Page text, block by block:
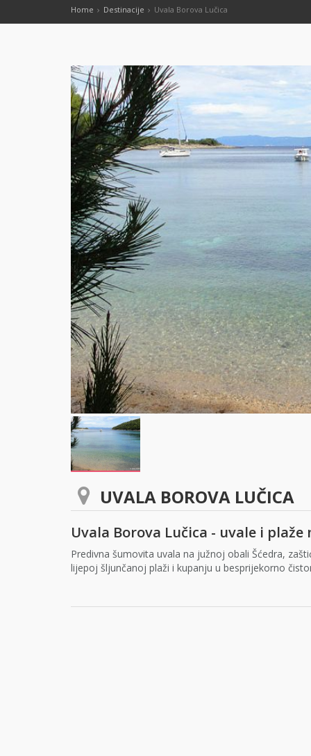
Home Destinacije Uvala Borova Lučica
UVALA BOROVA LUČICA
Uvala Borova Lučica - uvale i plaže
Predivna šumovita uvala na južnoj obali Šćedra,
lijepoj šljunčanoj plaži i kupanju u besprijekorno